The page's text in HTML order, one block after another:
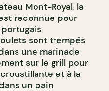
Mont-Royal, la
reconnue pour
sont trempés
une marinade
sur le grill pour
et à la
un pain